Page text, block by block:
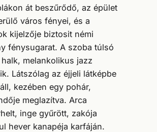
át beszűrődő, az épület
város fényei, és a
kijelzője biztosit némi
fénysugarat. A szoba túlsó
melankolikus jazz
Látszólag az éjjeli látképbe
kezében egy pohár,
meglazítva. Arca
inge gyűrött, zakója
hever kanapéja karfáján.